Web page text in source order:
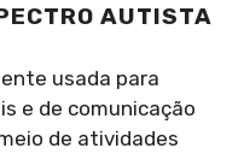
AUTISTA
usada para
e de comunicação
de atividades